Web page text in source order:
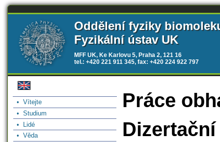
Oddělení fyziky
Fyzikální ústav UK
MFF UK, Ke Karlovu 5, Praha 2, 121 16
tel.: +420 221 911 345, fax: +420 224 922 797
• Vítejte
• Studium
• Lidé
• Věda
Práce
Dizertační